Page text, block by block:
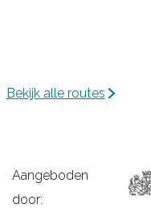
Bekijk alle routes
Aangeboden
door: